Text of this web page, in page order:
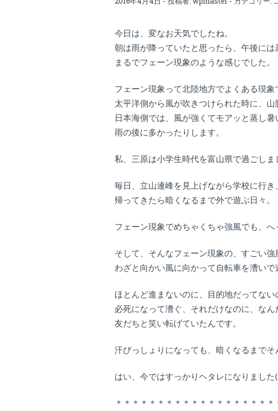
今日は、変なお天気でしたね。
朝は雨が降っていたと思ったら、午後には
まるでフェーン現象のような感じでした。
フェーン現象って北陸地方でよくある現象
太平洋側から風が吹きつけられた時に、山
日本海側では、風が強くてモアッと蒸し暑
雨の後に多かったりします。
私、三原は小学生時代を富山県で過ごしま
毎日、立山連峰を見上げながら学校に行き、
帰ってきたら暗くなるまで外で遊ぶ日々。
フェーン現象でめちゃくちゃ強風でも、へ
そして、そんなフェーン現象の、すごい強
わざと向かい風に向かって自転車を漕い
ほとんど進まないのに、目的地だってない
必死になって漕ぐ、それだけなのに、な
友だちと笑い転げていたんです。
汗びっしょりになっても、暗くなるまでそ
はい、今ではすっかりヘタレになりました
＊＊＊＊＊＊＊＊＊＊＊＊＊＊＊＊＊＊